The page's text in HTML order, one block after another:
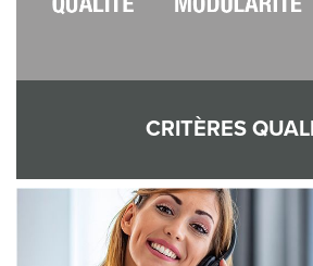
CRITÈRES